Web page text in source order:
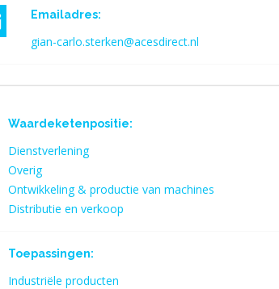
Emailadres:
gian-carlo.sterken@acesdirect.nl
Waardeketenpositie:
Dienstverlening
Overig
Ontwikkeling & productie van machines
Distributie en verkoop
Toepassingen:
Industriële producten